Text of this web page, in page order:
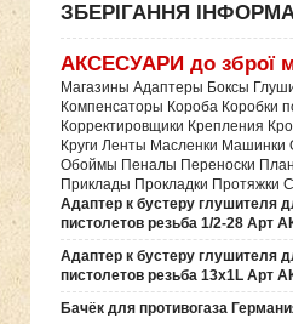
ЗБЕРІГАННЯ
АКСЕСУАРИ до зброї
Магазины Адаптеры Боксы
Компенсаторы Короба Коробки
Корректировщики Крепления
Круги Ленты Масленки Машинки
Обоймы Пеналы Переноски
Приклады Прокладки Протяжки
Адаптер к бустеру глушителя
пистолетов резьба 1/2-28 Арт
Адаптер к бустеру глушителя
пистолетов резьба 13х1L Арт
Бачёк для противогаза